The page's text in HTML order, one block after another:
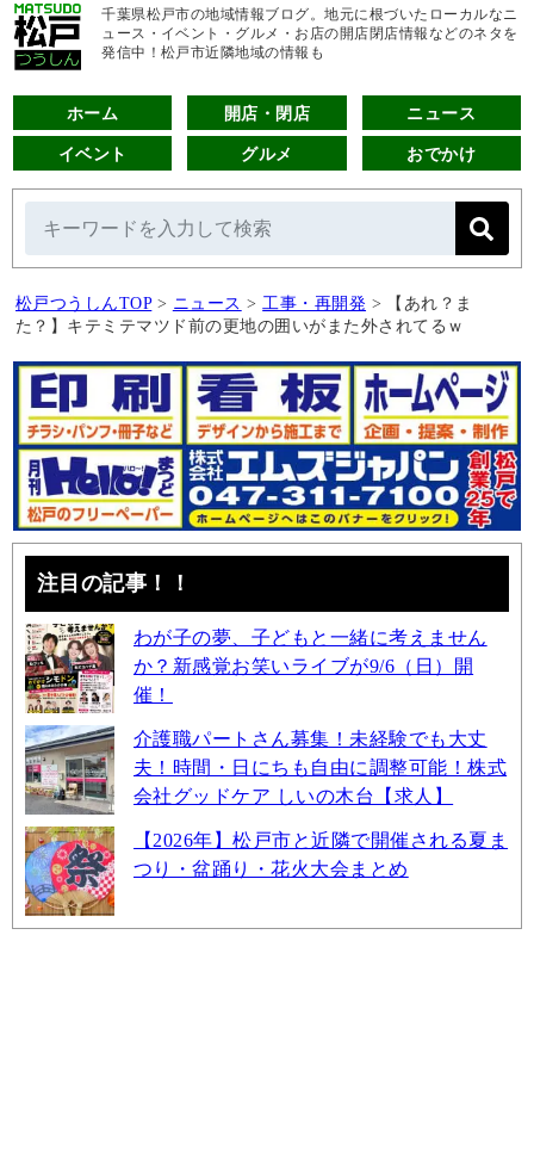
千葉県松戸市の地域情報ブログ。地元に根づいたローカルなニ
ュース・イベント・グルメ・お店の開店閉店情報などのネタを
発信中！松戸市近隣地域の情報も
ホーム 開店・閉店 ニュース
イベント グルメ おでかけ
松戸つうしんTOP > ニュース > 工事・再開発 > 【あれ？ま
た？】キテミテマツド前の更地の囲いがまた外されてるｗ
注目の記事！！
わが子の夢、子どもと一緒に考えません
か？新感覚お笑いライブが9/6（日）開
催！
介護職パートさん募集！未経験でも大丈
夫！時間・日にちも自由に調整可能！株式
会社グッドケア しいの木台【求人】
【2026年】松戸市と近隣で開催される夏ま
つり・盆踊り・花火大会まとめ